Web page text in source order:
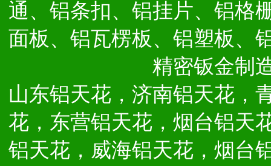
通、铝条扣、铝挂片、铝格
面板、铝瓦楞板、铝塑板、
精密钣金制
山东铝天花，济南铝天花，
花，东营铝天花，烟台铝天
铝天花，威海铝天花，烟台